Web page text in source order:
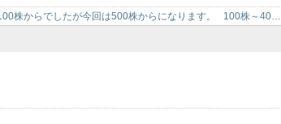
株からでしたが今回は500株からになります。 100株～40…